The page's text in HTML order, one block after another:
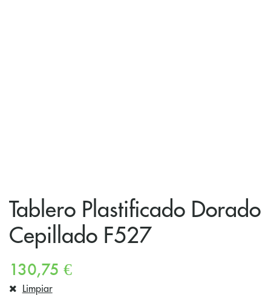
Tablero Plastificado Dorado
Cepillado F527
130,75 €
Limpiar